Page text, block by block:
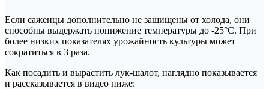
Если саженцы дополнительно не защищены от холода, они
способны выдержать понижение температуры до -25°C. При
более низких показателях урожайность культуры может
сократиться в 3 раза.
Как посадить и вырастить лук-шалот, наглядно показывается
и рассказывается в видео ниже: